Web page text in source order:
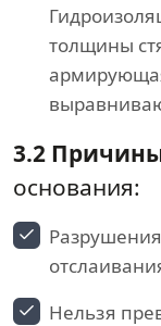
толщины
3.2
основания:
Нельзя